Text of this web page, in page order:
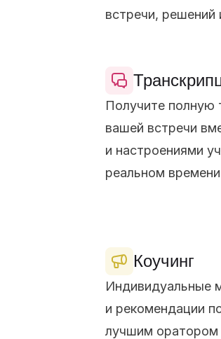
встречи, решений
Получите полную
вашей встречи
и настроениями
реальном
Коучинг
Индивидуальные
и рекомендации
лучшим оратором